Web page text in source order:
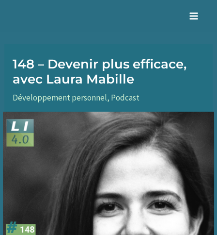
148 – Devenir plus efficace,
avec Laura Mabille
Développement personnel, Podcast